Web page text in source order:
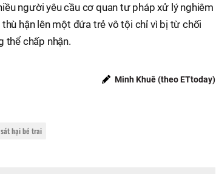
người yêu cầu cơ quan tư pháp xử lý nghiêm
hận lên một đứa trẻ vô tội chỉ vì bị từ chối
thể chấp nhận.
Minh Khuê (theo ETtoday)
hại bé trai